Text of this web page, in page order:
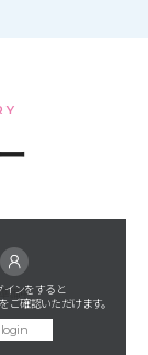
インをすると
ご確認いただけます。
login